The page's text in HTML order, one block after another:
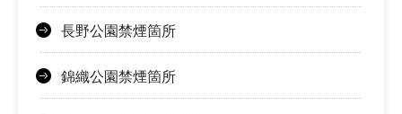
長野公園禁煙箇所
錦織公園禁煙箇所